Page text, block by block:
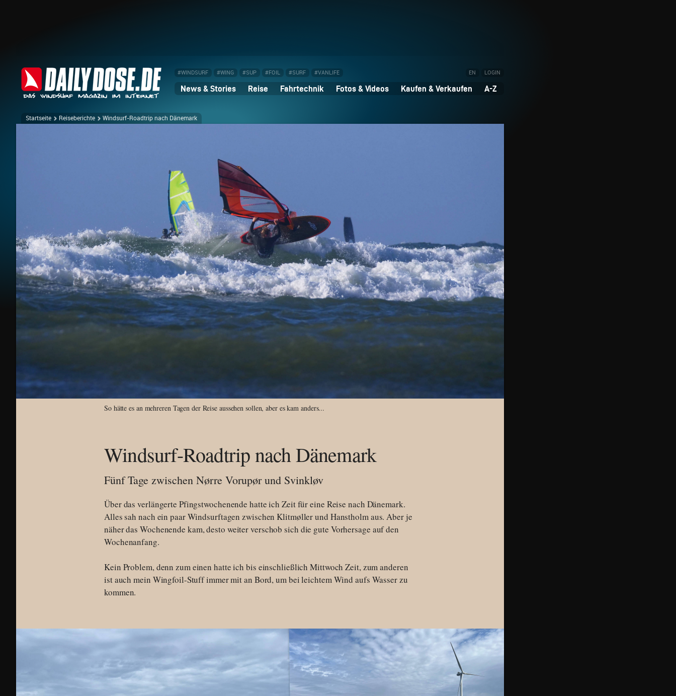
#WINDSURF #WING #SUP #FOIL #SURF #VANLIFE EN LOGIN
News & Stories Reise Fahrtechnik Fotos & Videos Kaufen & Verkaufen A-Z
Startseite Reiseberichte Windsurf-Roadtrip nach Dänemark
So hätte es an mehreren Tagen der Reise aussehen sollen, aber es kam anders...
Windsurf-Roadtrip nach Dänemark
Fünf Tage zwischen Nørre Vorupør und Svinkløv
Über das verlängerte Pfingstwochenende hatte ich Zeit für eine Reise nach Dänemark.
Alles sah nach ein paar Windsurftagen zwischen Klitmøller und Hanstholm aus. Aber je
näher das Wochenende kam, desto weiter verschob sich die gute Vorhersage auf den
Wochenanfang.
Kein Problem, denn zum einen hatte ich bis einschließlich Mittwoch Zeit, zum anderen
ist auch mein Wingfoil-Stuff immer mit an Bord, um bei leichtem Wind aufs Wasser zu
kommen.